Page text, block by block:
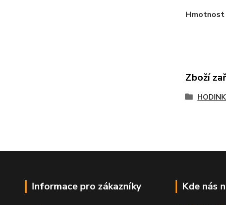
Hmotnost
Zboží
Informace pro zákazníky Kde nás